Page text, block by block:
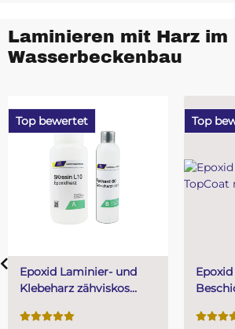
Laminieren mit Harz im
Wasserbeckenbau
Top bewertet
Epoxid Laminier- und
Klebeharz zähviskos
60 Härter
Top
Epoxid
3200